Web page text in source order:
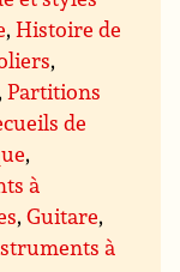
,Histoire de
,
,Partitions
de
,
à
,Guitare,
à